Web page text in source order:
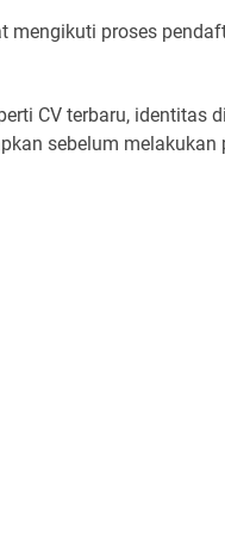
mengikuti proses
CV terbaru, identitas
sebelum melakukan